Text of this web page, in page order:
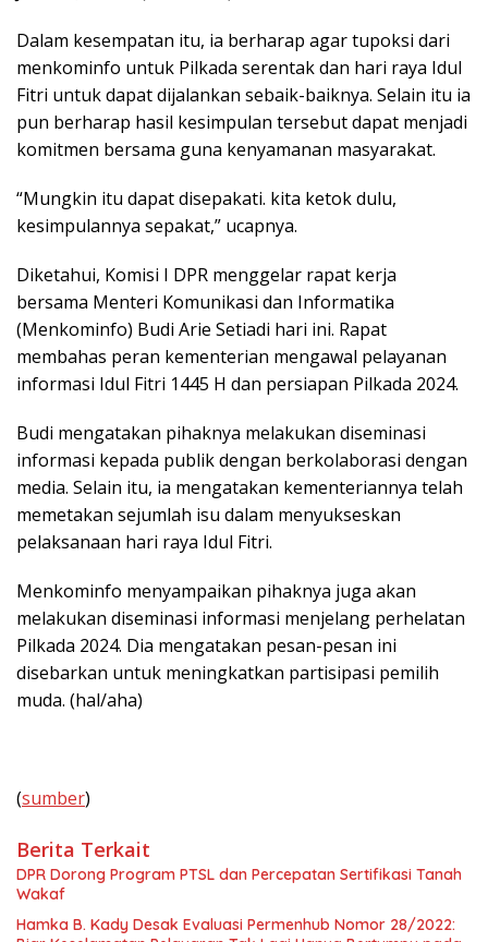
Dalam kesempatan itu, ia berharap agar tupoksi dari
menkominfo untuk Pilkada serentak dan hari raya Idul
Fitri untuk dapat dijalankan sebaik-baiknya. Selain itu ia
pun berharap hasil kesimpulan tersebut dapat menjadi
komitmen bersama guna kenyamanan masyarakat.
“Mungkin itu dapat disepakati. kita ketok dulu,
kesimpulannya sepakat,” ucapnya.
Diketahui, Komisi I DPR menggelar rapat kerja
bersama Menteri Komunikasi dan Informatika
(Menkominfo) Budi Arie Setiadi hari ini. Rapat
membahas peran kementerian mengawal pelayanan
informasi Idul Fitri 1445 H dan persiapan Pilkada 2024.
Budi mengatakan pihaknya melakukan diseminasi
informasi kepada publik dengan berkolaborasi dengan
media. Selain itu, ia mengatakan kementeriannya telah
memetakan sejumlah isu dalam menyukseskan
pelaksanaan hari raya Idul Fitri.
Menkominfo menyampaikan pihaknya juga akan
melakukan diseminasi informasi menjelang perhelatan
Pilkada 2024. Dia mengatakan pesan-pesan ini
disebarkan untuk meningkatkan partisipasi pemilih
muda. (hal/aha)
(sumber)
Berita Terkait
DPR Dorong Program PTSL dan Percepatan Sertifikasi Tanah
Wakaf
Hamka B. Kady Desak Evaluasi Permenhub Nomor 28/2022: